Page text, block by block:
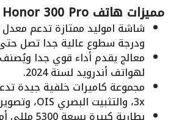
مميزات هاتف Honor 300 Pro
ودرجة سطوع عالية جدا تصل حتى 4000
معالج يقدم أداء قوي جدا
لهواتف أندرويد لسنة 2024.
مجموعة كاميرات خلفية جيدة
3x، والتثبيت البصري OIS، وتصوير فيديو بدقة 4K.